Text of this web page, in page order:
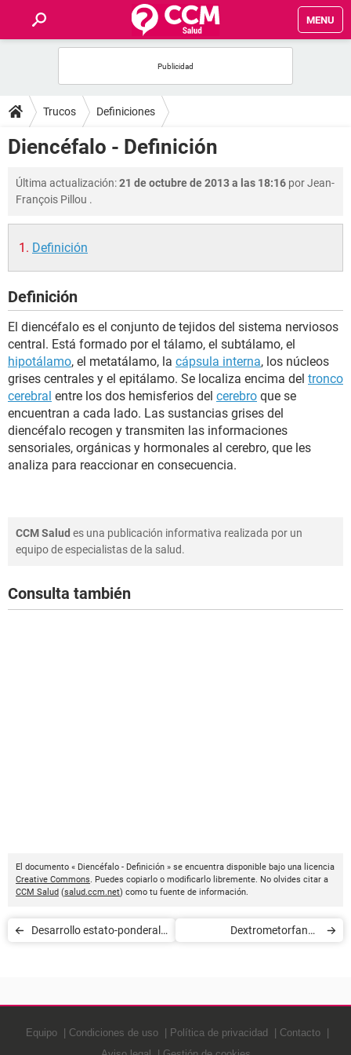
MENU
FOROS
SALUD
FAMILIA
NUTRICIÓN
SEXUALIDAD
GLOSARIO
Trucos Definiciones
Diencéfalo - Definición
Última actualización:21 de octubre de 2013 a las 18:16 porJean-
François Pillou .
Definición
Definición
El diencéfalo es el conjunto de tejidos del sistema nerviosos
central. Está formado por el tálamo, el subtálamo, el
hipotálamo, el metatálamo, la cápsula interna, los núcleos
grises centrales y el epitálamo. Se localiza encima del tronco
cerebral entre los dos hemisferios del cerebro que se
encuentran a cada lado. Las sustancias grises del
diencéfalo recogen y transmiten las informaciones
sensoriales, orgánicas y hormonales al cerebro, que les
analiza para reaccionar en consecuencia.
CCM Salud es una publicación informativa realizada por un
equipo de especialistas de la salud.
Consulta también
El documento « Diencéfalo - Definición » se encuentra disponible bajo una licencia
Creative Commons. Puedes copiarlo o modificarlo libremente. No olvides citar a
CCM Salud (salud.ccm.net) como tu fuente de información.
Desarrollo estato-ponderal -
Dextrometorfano -
Equipo Condiciones de uso Política de privacidad
Contacto